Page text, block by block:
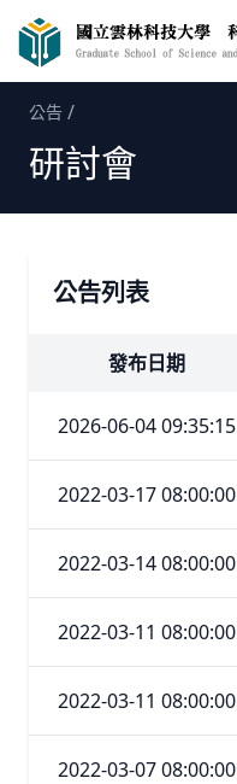
公告 /
研討會
公告列表
發布日期
2026-06-04 09:35:15
2022-03-17 08:00:00
2022-03-14 08:00:00
2022-03-11 08:00:00
2022-03-11 08:00:00
2022-03-07 08:00:00